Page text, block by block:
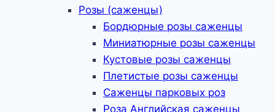
Розы (саженцы)
Бордюрные розы саженцы
Миниатюрные розы саженцы
Кустовые розы саженцы
Плетистые розы саженцы
Саженцы парковых роз
Роза Английская саженцы